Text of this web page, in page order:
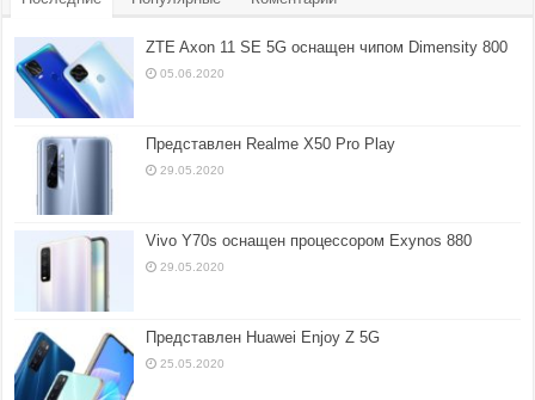
ZTE Axon 11 SE 5G оснащен чипом Dimensity 800
05.06.2020
Представлен Realme X50 Pro Play
29.05.2020
Vivo Y70s оснащен процессором Exynos 880
29.05.2020
Представлен Huawei Enjoy Z 5G
25.05.2020